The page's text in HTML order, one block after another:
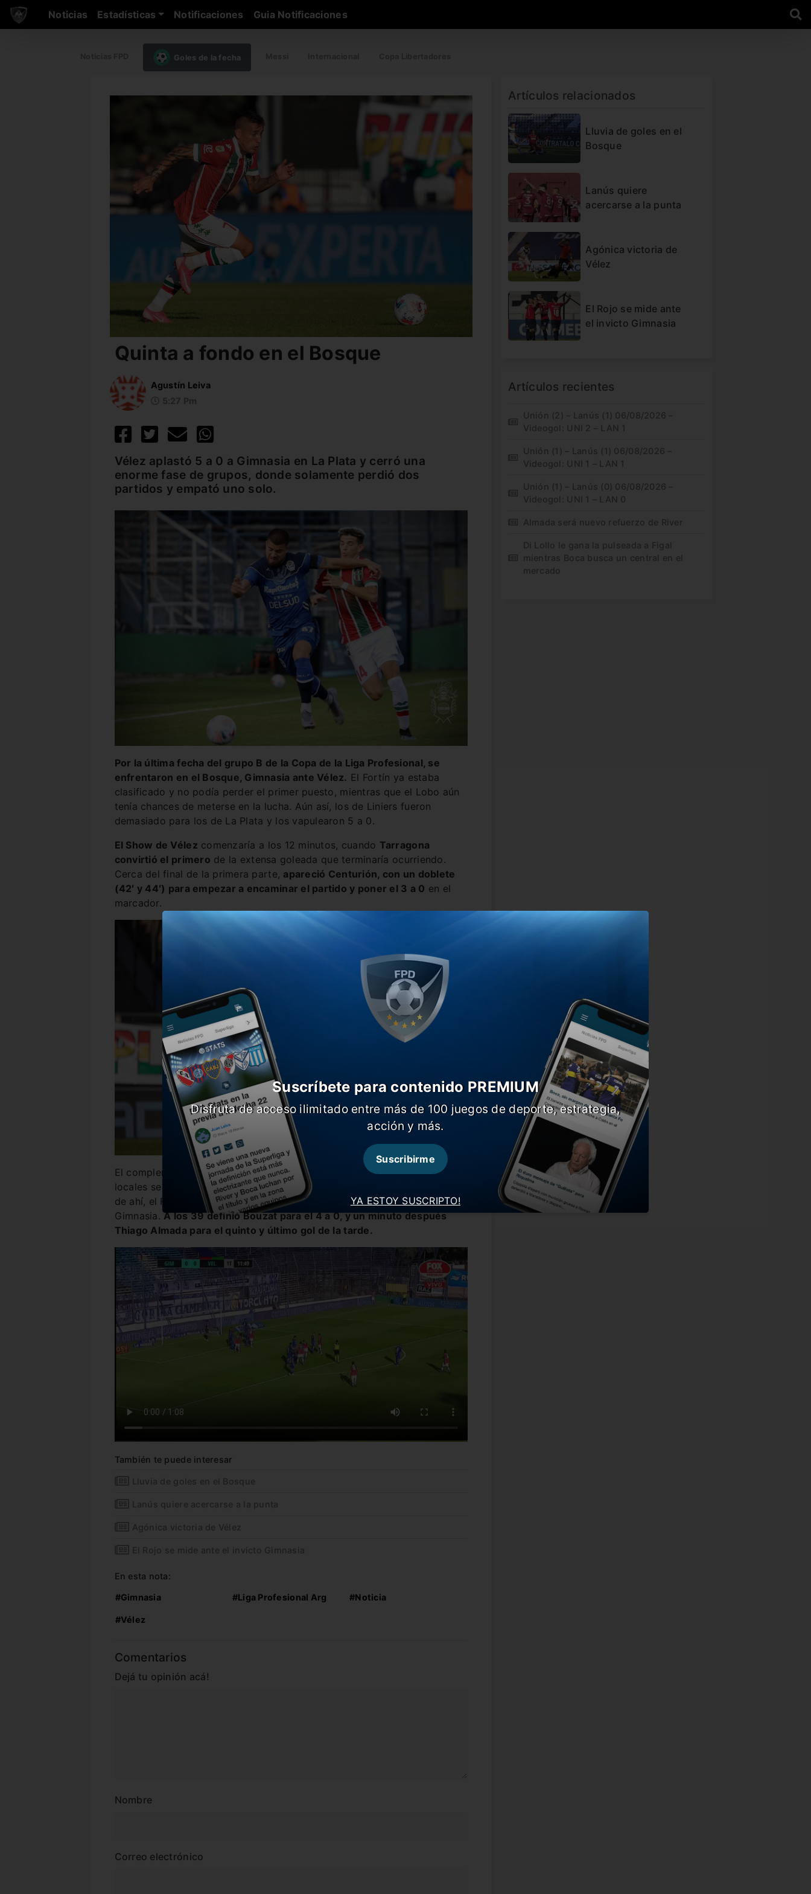
Noticias Estadísticas Notificaciones Guia Notificaciones
Goles de la fecha
Quinta a fondo en el Bosque
Agustín Leiva
Vélez aplastó 5 a 0 a Gimnasia en La Plata y cerró una
enorme fase de grupos, donde solamente perdió dos
partidos y empató uno solo.
Por la última fecha del grupo B de la Copa de la Liga Profesional, se
enfrentaron en el Bosque, Gimnasia ante Vélez. El Fortín ya estaba
clasificado y no podía perder el primer puesto, mientras que el Lobo aún
tenía chances de meterse en la lucha. Aún así, los de Liniers fueron
demasiado para los de La Plata y los vapulearon 5 a 0.
El Show de Vélez comenzaría a los 12 minutos, cuando Tarragona
convirtió el primero de la extensa goleada que terminaría ocurriendo.
Cerca del final de la primera parte, apareció Centurión, con un doblete
(42′ y 44′) para empezar a encaminar el partido y poner el 3 a 0 en el
marcador.
El complemento transcurriría tranquilo hasta que a los 32 minutos, los
locales se quedarían con 10 hombres por la expulsión de Melluso. A partir
de ahí, el Fortín volvió a poner quinta a fondo y destrozó la defensa de
Gimnasia.A los 39 definió Bouzat para el 4 a 0, y un minuto después
Thiago Almada para el quinto y último gol de la tarde.
También te puede interesar
Lluvia de goles en el Bosque
Lanús quiere acercarse a la punta
Agónica victoria de Vélez
El Rojo se mide ante el invicto Gimnasia
En esta nota:
#Gimnasia #Liga Profesional Arg #Noticia
#Vélez
Comentarios
Dejá tu opinión acá!
Nombre
Correo electrónico
Artículos relacionados
Lluvia de goles en el
Bosque
Lanús quiere
acercarse a la punta
Agónica victoria de
Vélez
El Rojo se mide ante
el invicto Gimnasia
Artículos recientes
Unión (2) – Lanús (1) 06/08/2026 –
Videogol: UNI 2 – LAN 1
Unión (1) – Lanús (1) 06/08/2026 –
Videogol: UNI 1 – LAN 1
Unión (1) – Lanús (0) 06/08/2026 –
Videogol: UNI 1 – LAN 0
Almada será nuevo refuerzo de River
Di Lollo le gana la pulseada a Figal
mientras Boca busca un central en el
mercado
YA ESTOY SUSCRIPTO!
Suscríbete para contenido PREMIUM
Disfruta de acceso ilimitado entre más de 100 juegos de deporte, estrategia,
acción y más.
Suscribirme